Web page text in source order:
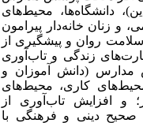
دانشگاه‌ها، محیط‌های
و زنان خانه‌دار پیرامون
روان و پیشگیری از
زندگی و تاب‌آوری
(دانش آموزان و
محیط‌های کاری، محیط‌های
و افزایش تاب‌آوری از
دینی و فرهنگی با